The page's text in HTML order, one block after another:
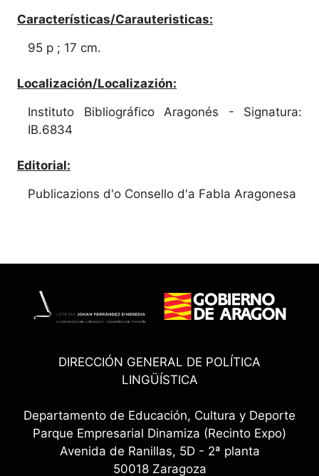
Características/Carauteristicas:
95 p ; 17 cm.
Localización/Localizazión:
Instituto Bibliográfico Aragonés - Signatura:
IB.6834
Editorial:
Publicazions d'o Consello d'a Fabla Aragonesa
DIRECCIÓN GENERAL DE POLÍTICA
LINGÜÍSTICA
Departamento de Educación, Cultura y Deporte
Parque Empresarial Dinamiza (Recinto Expo)
Avenida de Ranillas, 5D - 2ª planta
50018 Zaragoza